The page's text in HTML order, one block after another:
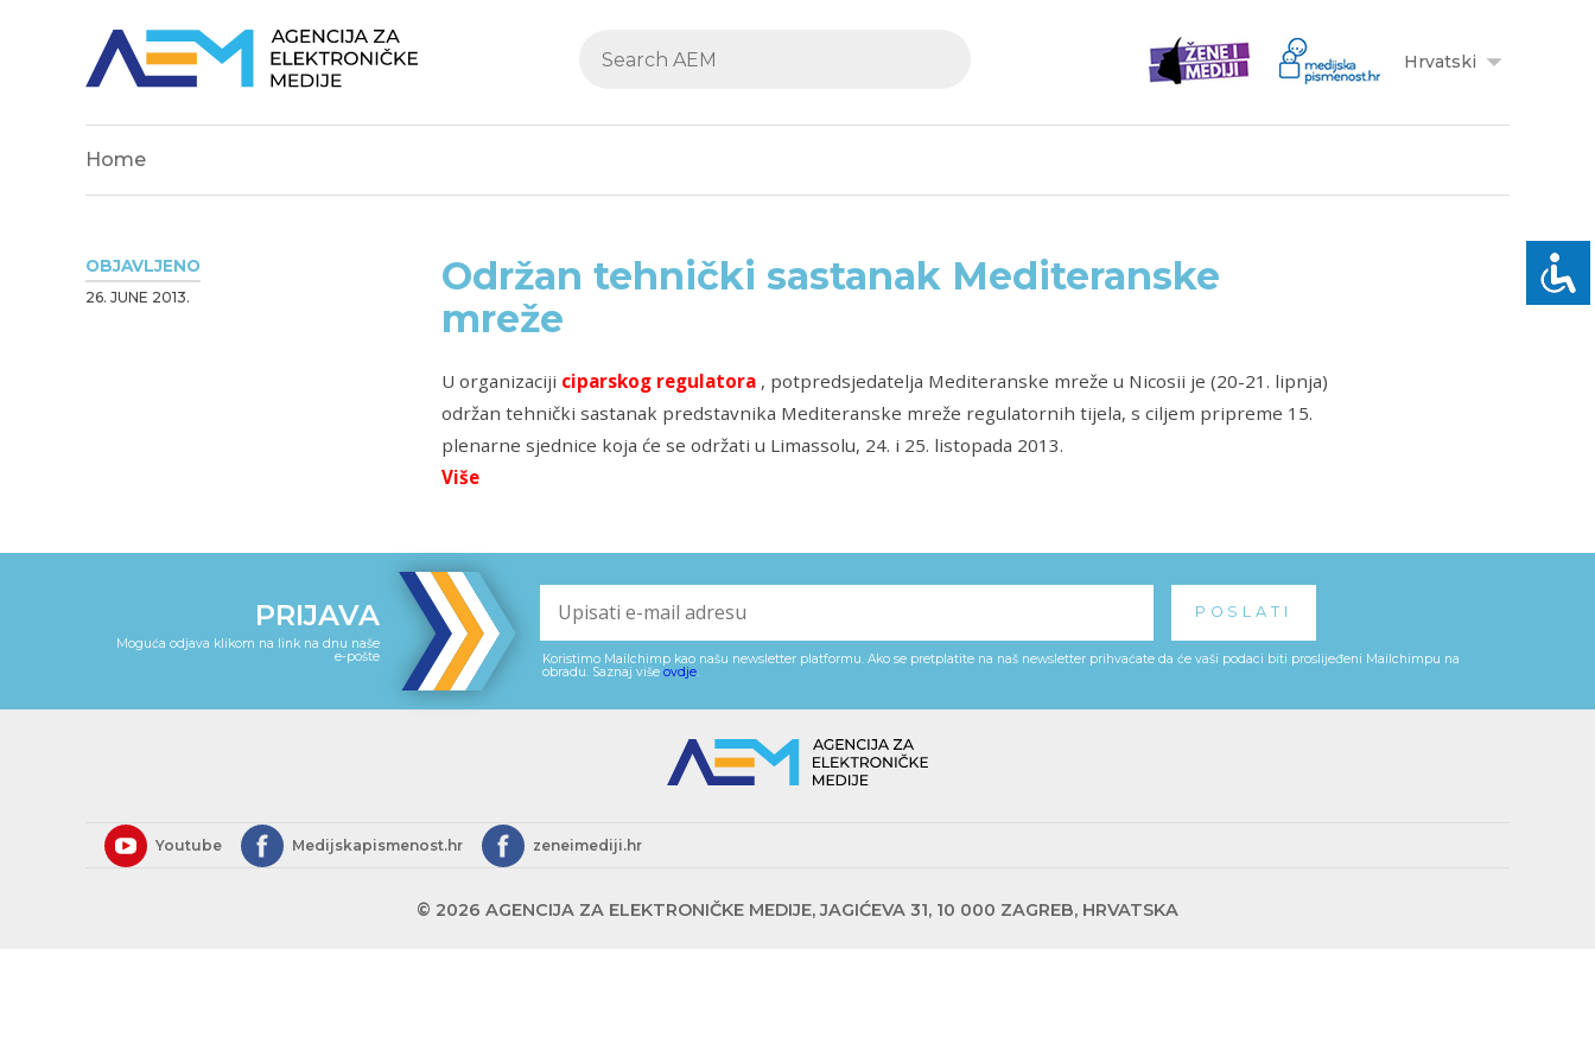
Hrvatski
Home
OBJAVLJENO
26. JUNE 2013.
Održan tehnički sastanak Mediteranske
mreže
U organizaciji ciparskog regulatora , potpredsjedatelja Mediteranske mreže u Nicosii je (20-21. lipnja)
održan tehnički sastanak predstavnika Mediteranske mreže regulatornih tijela, s ciljem pripreme 15.
plenarne sjednice koja će se održati u Limassolu, 24. i 25. listopada 2013.
Više
PRIJAVA
Moguća odjava klikom na link na dnu naše
e-pošte
Koristimo Mailchimp kao našu newsletter platformu. Ako se pretplatite na naš newsletter prihvaćate da će vaši podaci biti proslijeđeni Mailchimpu na
obradu. Saznaj više ovdje.
Youtube Medijskapismenost.hr zeneimediji.hr
© 2026 AGENCIJA ZA ELEKTRONIČKE MEDIJE, JAGIĆEVA 31, 10 000 ZAGREB, HRVATSKA